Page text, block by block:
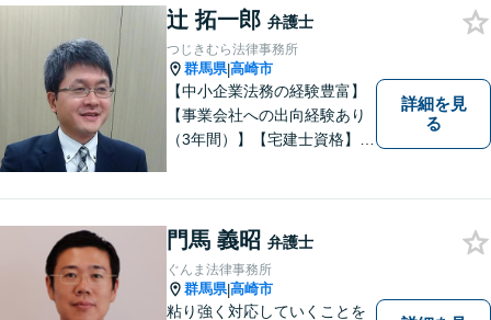
縁を心からお待ちしていま
辻 拓一郎 弁護士
つじきむら法律事務所
群馬県|高崎市
【中小企業法務の経験豊富】
【事業会社への出向経験あり
（3年間）】【宅建士資格】信
詳細を見
る
門馬 義昭 弁護士
ぐんま法律事務所
群馬県|高崎市
粘り強く対応していくことを